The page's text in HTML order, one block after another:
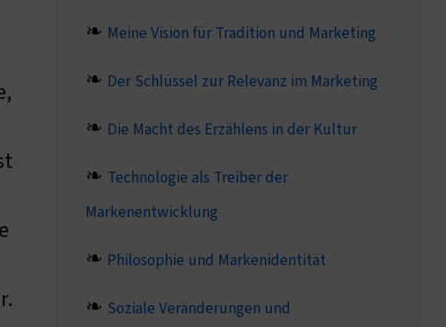
Meine Vision für Tradition und Marketing
Der Schlüssel zur Relevanz im Marketing
Die Macht des Erzählens in der Kultur
Technologie als Treiber der
Markenentwicklung
Philosophie und Markenidentität
Soziale Veränderungen und